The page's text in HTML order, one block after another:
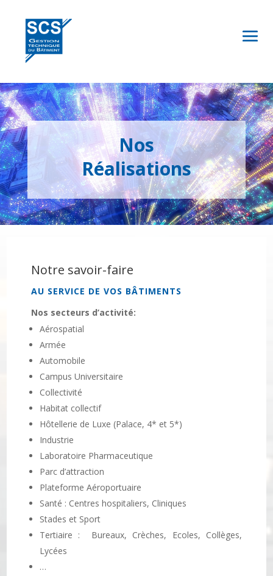
Lecteur
vidéo
Nos
Réalisations
Notre savoir-faire
AU SERVICE DE VOS BÂTIMENTS
Nos secteurs d’activité:
Aérospatial
Armée
Automobile
Campus Universitaire
Collectivité
Habitat collectif
Hôtellerie de Luxe (Palace, 4* et 5*)
Industrie
Laboratoire Pharmaceutique
Parc d’attraction
Plateforme Aéroportuaire
Santé : Centres hospitaliers, Cliniques
Stades et Sport
Tertiaire : Bureaux, Crèches, Ecoles, Collèges,
Lycées
…